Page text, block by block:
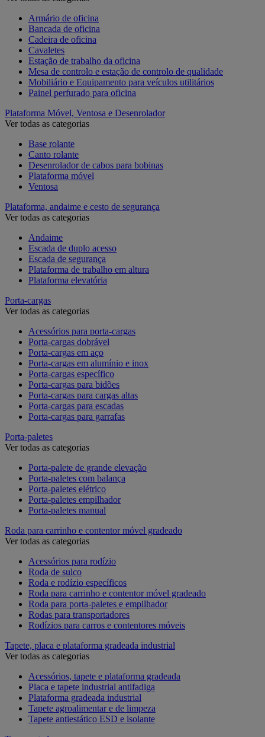
Armário de oficina
Bancada de oficina
Cadeira de oficina
Cavaletes
Estação de trabalho da oficina
Mesa de controlo e estação de controlo de qualidade
Mobiliário e Equipamento para veículos utilitários
Painel perfurado para oficina
Plataforma Móvel, Ventosa e Desenrolador
Ver todas as categorias
Base rolante
Canto rolante
Desenrolador de cabos para bobinas
Plataforma móvel
Ventosa
Plataforma, andaime e cesto de segurança
Ver todas as categorias
Andaime
Escada de duplo acesso
Escada de segurança
Plataforma de trabalho em altura
Plataforma elevatória
Porta-cargas
Ver todas as categorias
Acessórios para porta-cargas
Porta-cargas dobrável
Porta-cargas em aço
Porta-cargas em alumínio e inox
Porta-cargas específico
Porta-cargas para bidões
Porta-cargas para cargas altas
Porta-cargas para escadas
Porta-cargas para garrafas
Porta-paletes
Ver todas as categorias
Porta-palete de grande elevação
Porta-paletes com balança
Porta-paletes elétrico
Porta-paletes empilhador
Porta-paletes manual
Roda para carrinho e contentor móvel gradeado
Ver todas as categorias
Acessórios para rodízio
Roda de sulco
Roda e rodízio específicos
Roda para carrinho e contentor móvel gradeado
Roda para porta-paletes e empilhador
Rodas para transportadores
Rodízios para carros e contentores móveis
Tapete, placa e plataforma gradeada industrial
Ver todas as categorias
Acessórios, tapete e plataforma gradeada
Placa e tapete industrial antifadiga
Plataforma gradeada industrial
Tapete agroalimentar e de limpeza
Tapete antiestático ESD e isolante